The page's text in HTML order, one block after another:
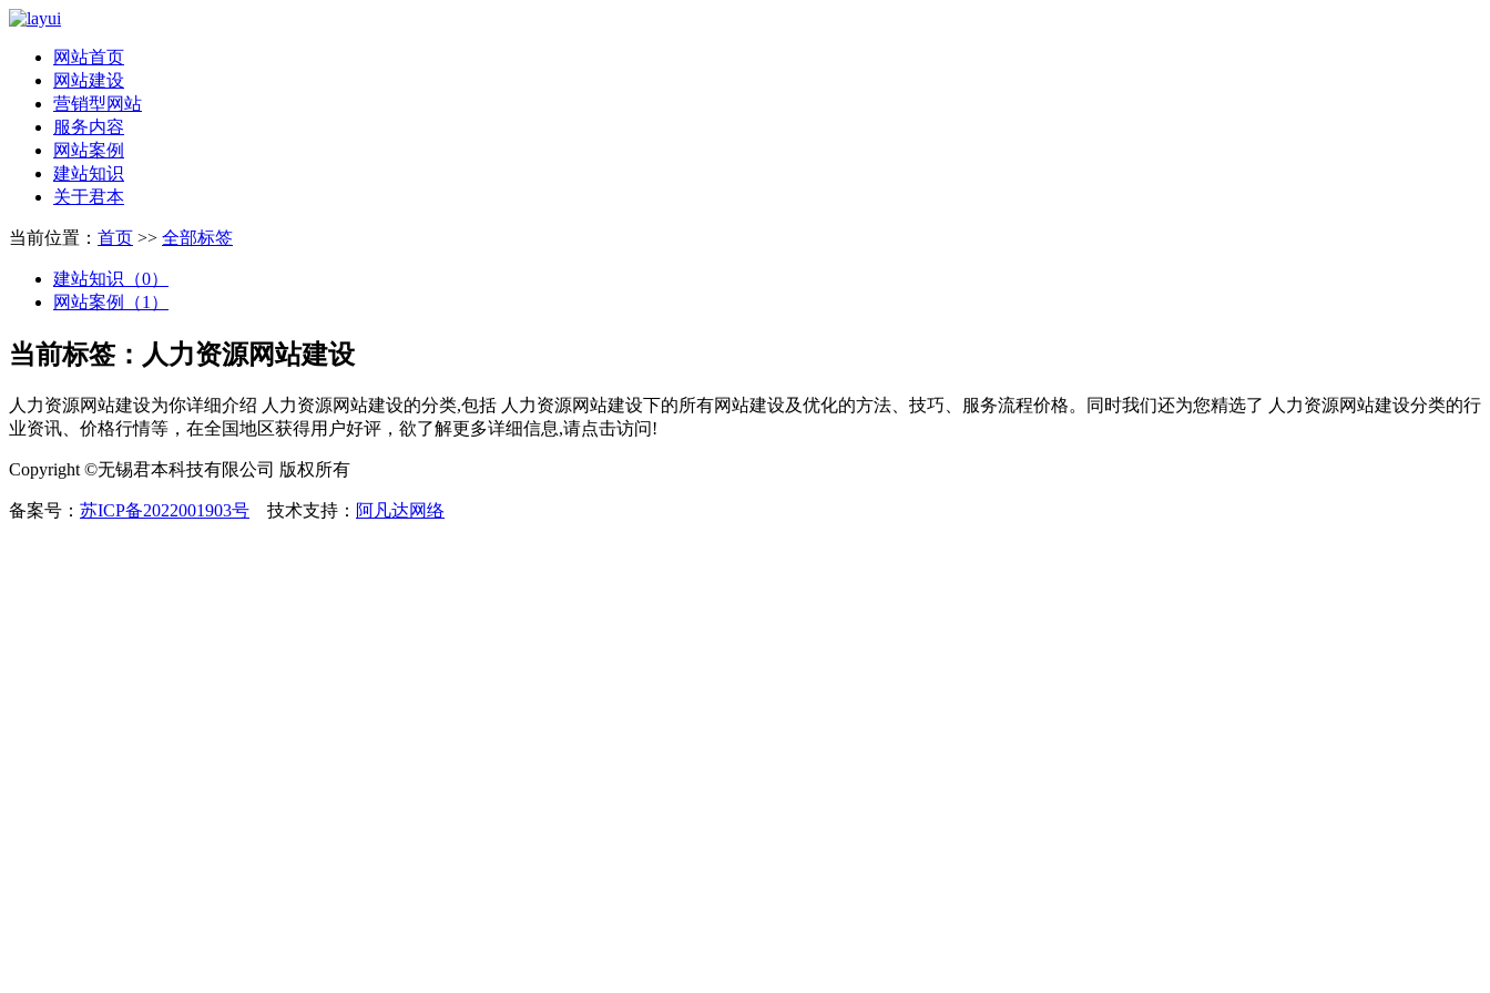
网站首页
网站建设
营销型网站
服务内容
网站案例
建站知识
关于君本
当前位置： 首页 >> 全部标签
建站知识（0）
网站案例（1）
当前标签： 人力资源网站建设
人力资源网站建设为你详细介绍 人力资源网站建设的分类,包括 人力资源网站建设下的所有网站建设及优化的方法、技巧、服务流程价格。同时我们还为您精选了 人力资源网站建设分类的行
业资讯、价格行情等，在全国地区获得用户好评，欲了解更多详细信息,请点击访问!
Copyright ©无锡君本科技有限公司 版权所有
备案号： 苏ICP备2022001903号 技术支持： 阿凡达网络